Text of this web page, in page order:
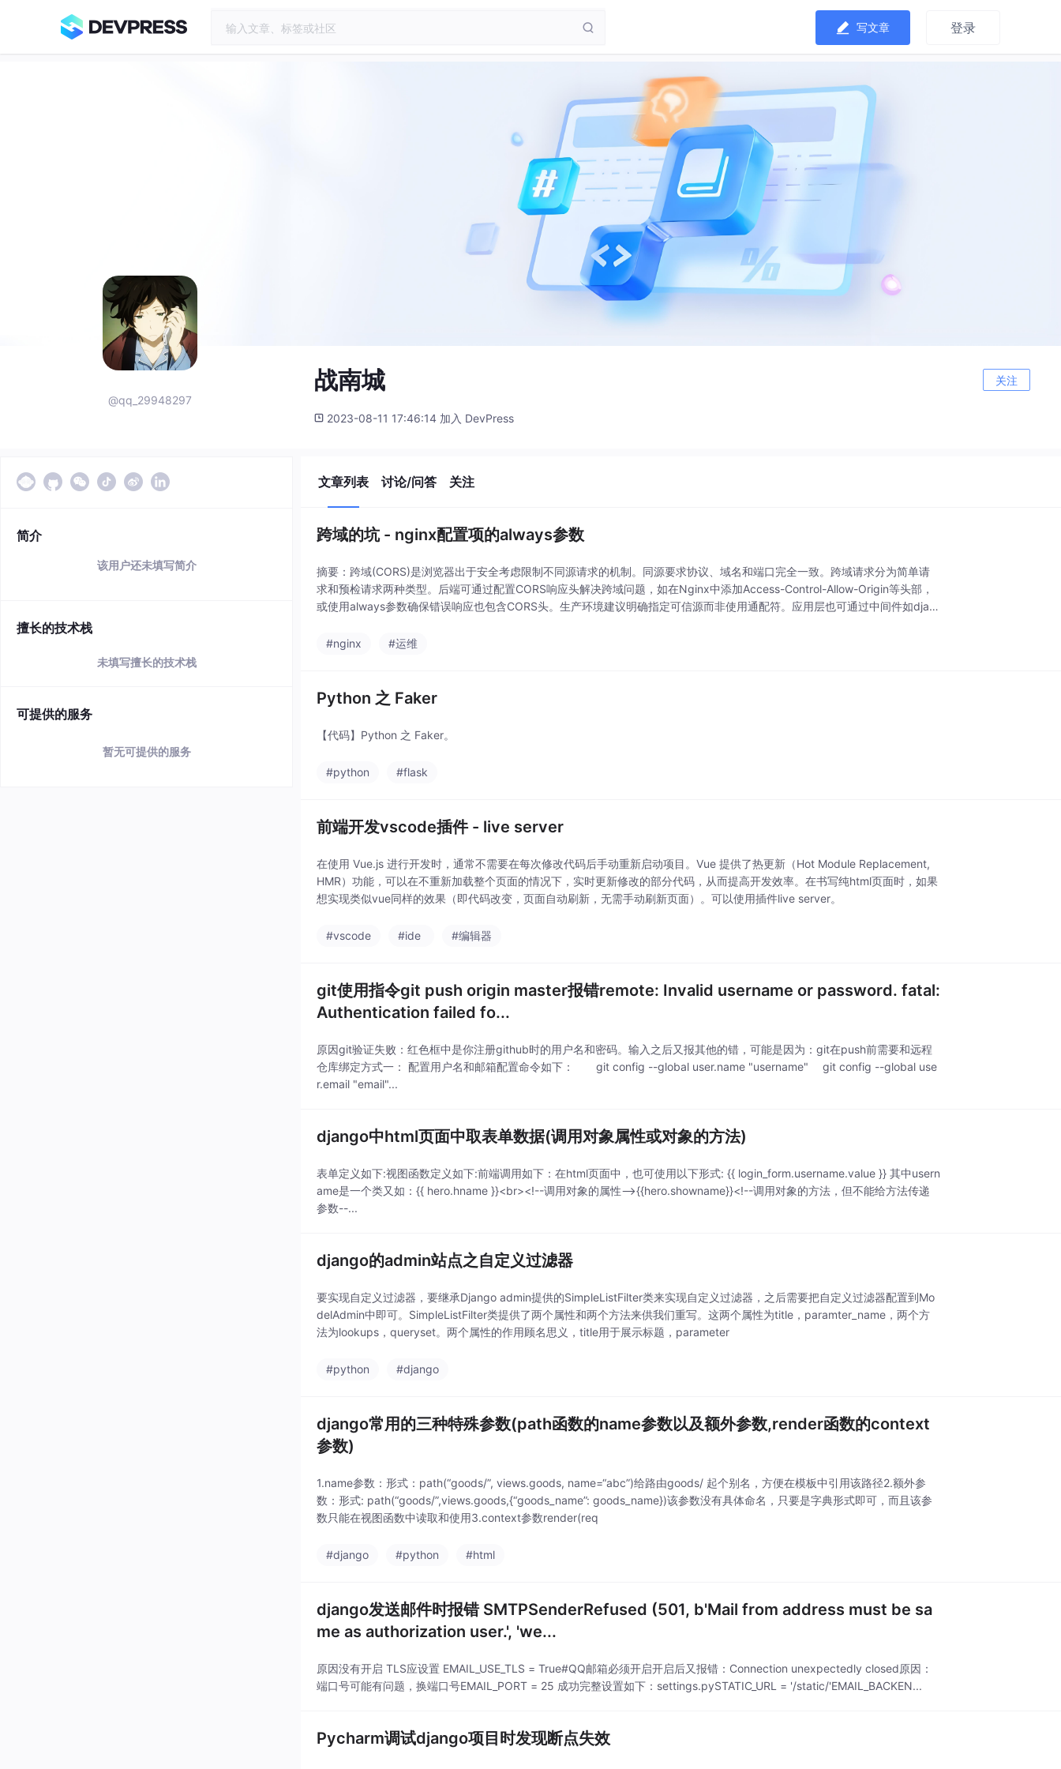
写文章 登录
@qq_29948297
战南城 关注
2023-08-11 17:46:14 加入 DevPress
简介
该用户还未填写简介
擅长的技术栈
未填写擅长的技术栈
可提供的服务
暂无可提供的服务
文章列表 讨论/问答 关注
跨域的坑 - nginx配置项的always参数
摘要：跨域(CORS)是浏览器出于安全考虑限制不同源请求的机制。同源要求协议、域名和端口完全一致。跨域请求分为简单请
求和预检请求两种类型。后端可通过配置CORS响应头解决跨域问题，如在Nginx中添加Access-Control-Allow-Origin等头部，
或使用always参数确保错误响应也包含CORS头。生产环境建议明确指定可信源而非使用通配符。应用层也可通过中间件如djan
#nginx
#运维
Python 之 Faker
【代码】Python 之 Faker。
#python #flask
前端开发vscode插件 - live server
在使用 Vue.js 进行开发时，通常不需要在每次修改代码后手动重新启动项目。Vue 提供了热更新（Hot Module Replacement,
HMR）功能，可以在不重新加载整个页面的情况下，实时更新修改的部分代码，从而提高开发效率。在书写纯html页面时，如果
想实现类似vue同样的效果（即代码改变，页面自动刷新，无需手动刷新页面）。可以使用插件live server。
#vscode #ide #编辑器
git使用指令git push origin master报错remote: Invalid username or password. fatal:
Authentication failed fo...
原因git验证失败：红色框中是你注册github时的用户名和密码。输入之后又报其他的错，可能是因为：git在push前需要和远程
仓库绑定方式一： 配置用户名和邮箱配置命令如下： git config --global user.name "username" git config --global use
r.email "email"...
django中html页面中取表单数据(调用对象属性或对象的方法)
表单定义如下:视图函数定义如下:前端调用如下：在html页面中，也可使用以下形式: {{ login_form.username.value }} 其中usern
ame是一个类又如：{{ hero.hname }}<br><!--调用对象的属性-->{{hero.showname}}<!--调用对象的方法，但不能给方法传递
参数--...
django的admin站点之自定义过滤器
要实现自定义过滤器，要继承Django admin提供的SimpleListFilter类来实现自定义过滤器，之后需要把自定义过滤器配置到Mo
delAdmin中即可。SimpleListFilter类提供了两个属性和两个方法来供我们重写。这两个属性为title，paramter_name，两个方
法为lookups，queryset。两个属性的作用顾名思义，title用于展示标题，parameter
#python #django
django常用的三种特殊参数(path函数的name参数以及额外参数,render函数的context
参数)
1.name参数：形式：path(“goods/”, views.goods, name=“abc”)给路由goods/ 起个别名，方便在模板中引用该路径2.额外参
数：形式: path(“goods/”,views.goods,{“goods_name”: goods_name})该参数没有具体命名，只要是字典形式即可，而且该参
数只能在视图函数中读取和使用3.context参数render(req
#django #python #html
django发送邮件时报错 SMTPSenderRefused (501, b'Mail from address must be sa
me as authorization user.', 'we...
原因没有开启 TLS应设置 EMAIL_USE_TLS = True#QQ邮箱必须开启开启后又报错：Connection unexpectedly closed原因：
端口号可能有问题，换端口号EMAIL_PORT = 25 成功完整设置如下：settings.pySTATIC_URL = '/static/'EMAIL_BACKEN...
Pycharm调试django项目时发现断点失效